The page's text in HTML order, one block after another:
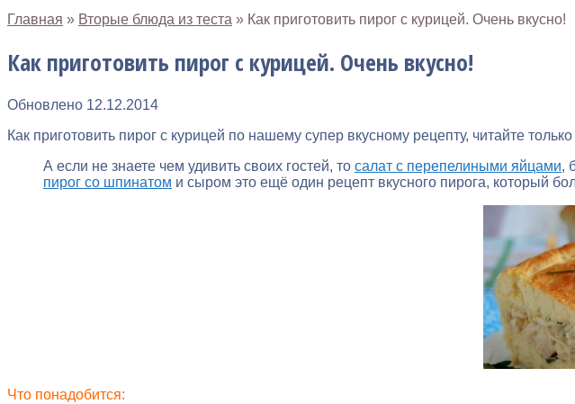
Главная » Вторые блюда из теста » Как приготовить пирог с курицей. Очень вкусно!
Как приготовить пирог с курицей. Очень вкусно!
Обновлено 12.12.2014
Как приготовить пирог с курицей по нашему супер вкусному рецепту, читайте
А если не знаете чем удивить своих гостей, то салат с перепелиными яйцами,
пирог со шпинатом и сыром это ещё один рецепт вкусного пирога, который
Что понадобится: